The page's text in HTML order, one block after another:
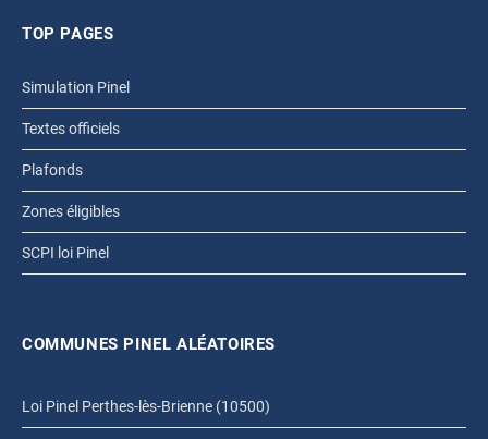
TOP PAGES
Simulation Pinel
Textes officiels
Plafonds
Zones éligibles
SCPI loi Pinel
COMMUNES PINEL ALÉATOIRES
Loi Pinel Perthes-lès-Brienne (10500)